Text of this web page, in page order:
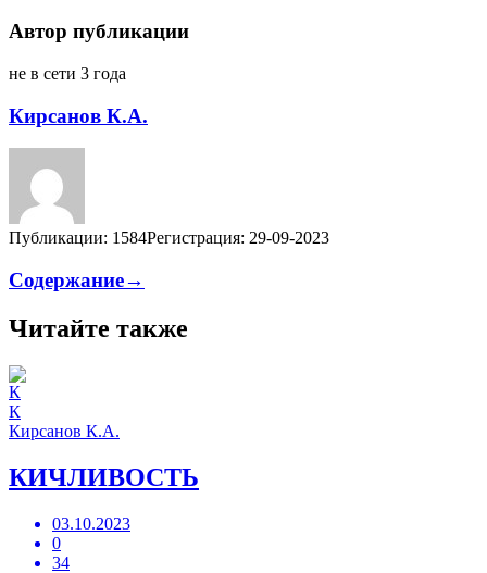
Автор публикации
не в сети 3 года
Кирсанов К.А.
Публикации: 1584Регистрация: 29-09-2023
Содержание→
Читайте также
К
Кирсанов К.А.
КИЧЛИВОСТЬ
03.10.2023
0
34